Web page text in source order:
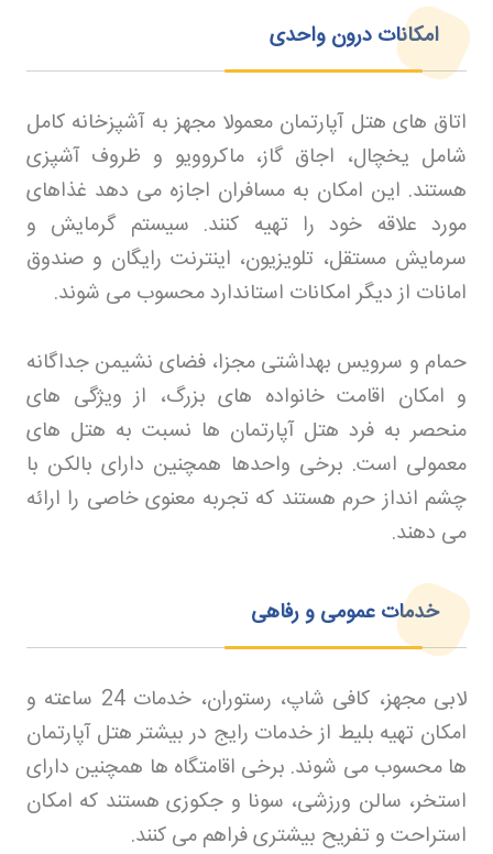
امکانات درون واحدی
اتاق های هتل آپارتمان معمولا مجهز به آشپزخانه کامل
شامل یخچال، اجاق گاز، ماکروویو و ظروف آشپزی
هستند. این امکان به مسافران اجازه می دهد غذاهای
مورد علاقه خود را تهیه کنند. سیستم گرمایش و
سرمایش مستقل، تلویزیون، اینترنت رایگان و صندوق
امانات از دیگر امکانات استاندارد محسوب می شوند.
حمام و سرویس بهداشتی مجزا، فضای نشیمن جداگانه
و امکان اقامت خانواده های بزرگ، از ویژگی های
منحصر به فرد هتل آپارتمان ها نسبت به هتل های
معمولی است. برخی واحدها همچنین دارای بالکن با
چشم انداز حرم هستند که تجربه معنوی خاصی را ارائه
می دهند.
خدمات عمومی و رفاهی
لابی مجهز، کافی شاپ، رستوران، خدمات 24 ساعته و
امکان تهیه بلیط از خدمات رایج در بیشتر هتل آپارتمان
ها محسوب می شوند. برخی اقامتگاه ها همچنین دارای
استخر، سالن ورزشی، سونا و جکوزی هستند که امکان
استراحت و تفریح بیشتری فراهم می کنند.